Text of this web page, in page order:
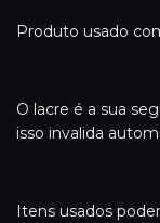
Produto usado
O lacre é a sua
isso invalida
Itens usados